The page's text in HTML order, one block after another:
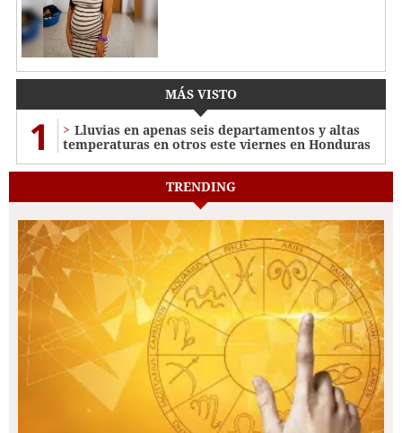
MÁS VISTO
1
Lluvias en apenas seis departamentos y altas
temperaturas en otros este viernes en Honduras
TRENDING